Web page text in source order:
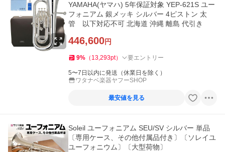
YAMAHA(ヤマハ) 5年保証対象 YEP-621S ユー
フォニアム 銀メッキ シルバー 4ピストン 太
管 以下対応不可 北海道 沖縄 離島 代引き
446,600円
9% （ 13,293pt） 要エントリー
5〜7日以内に発送（休業日を除く）
ワタナベ楽器ヤフーSHOP
最安値を見る
Soleil ユーフォニアム SEU/SV シルバー 単品
〔専用ケース、その他付属品付き〕〔ソレイユ
ユーフォニウム〕〔大型荷物〕